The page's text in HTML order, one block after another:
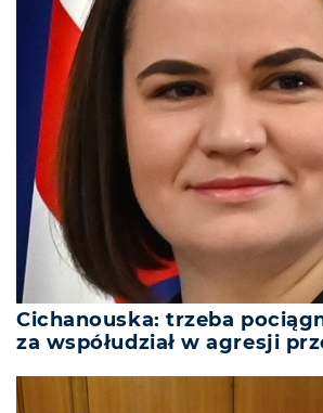
Cichanouska: trzeba
za współudział w agresji